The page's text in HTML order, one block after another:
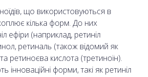
що використовуються в
кілька форм. До них
ефіри (наприклад, ретиніл
ретиналь (також відомий як
ретиноєва кислота (третиноїн).
інноваційні форми, такі як ретиніл